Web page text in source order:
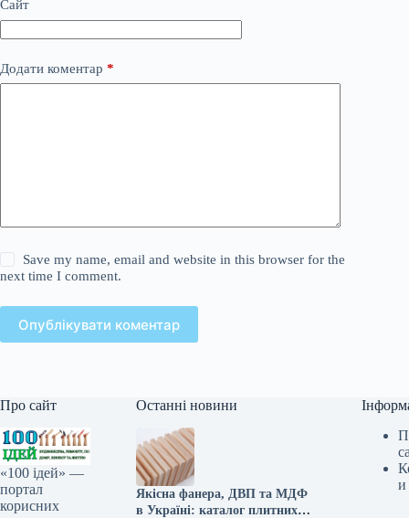
Сайт
Додати коментар *
Save my name, email and website in this browser for the
next time I comment.
Опублікувати коментар
Про сайт
«100 ідей» —
портал
корисних
Останні новини
Якісна фанера, ДВП та МДФ
в Україні: каталог плитних
и